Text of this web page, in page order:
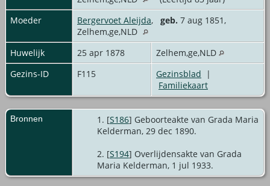
Moeder
Bergervoet Aleijda, geb. 7 aug 1851,
Zelhem,ge,NLD
Huwelijk
25 apr 1878
Zelhem,ge,NLD
Gezins-ID
F115 Gezinsblad |
Familiekaart
Bronnen [S186] Geboorteakte van Grada Maria
Kelderman, 29 dec 1890.
[S194] Overlijdensakte van Grada
Maria Kelderman, 1 jul 1933.